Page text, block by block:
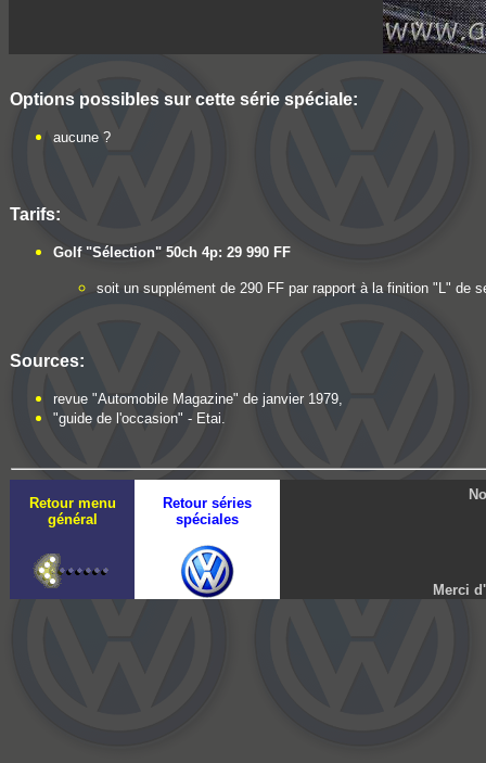
Options possibles sur cette série spéciale:
aucune ?
Tarifs:
Golf "Sélection" 50ch 4p: 29 990 FF
soit un supplément de 290 FF par rapport à la finition "L" de
Sources:
revue "Automobile Magazine" de janvier 1979,
"guide de l'occasion" - Etai.
Retour menu
général
Retour séries
spéciales
Merci